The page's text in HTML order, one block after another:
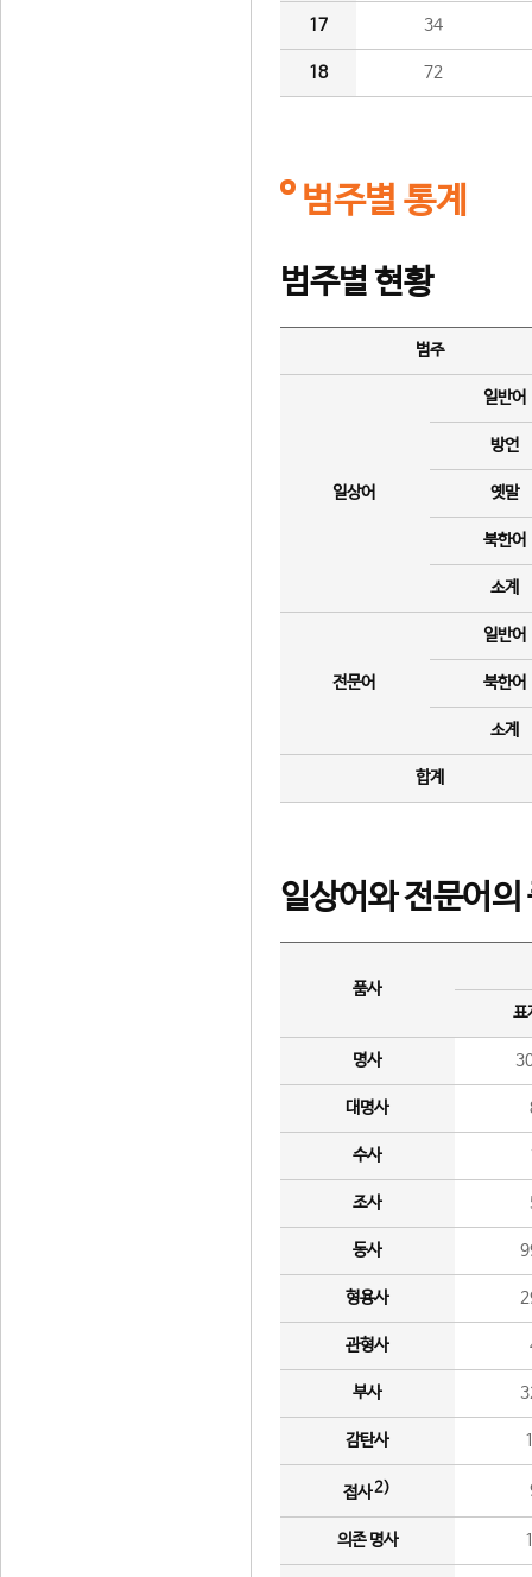
17 34
18 72
범주별 통계
범주별 현황
범주
일상어
일반어
방언
옛말
북한어
소계
전문어
일반어
북한어
소계
합계
일상어와 전문어의
품사
표
명사
대명사
수사
조사
동사
형용사
관형사
부사
감탄사
접사2)
의존 명사